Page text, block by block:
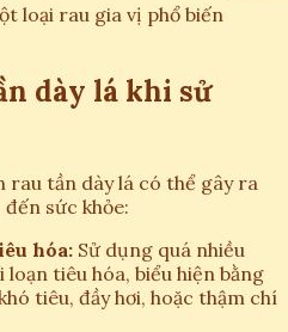
loại rau gia vị phổ biến
dày lá khi sử
tần dày lá có thể gây ra
sức khỏe:
hóa: Sử dụng quá nhiều
tiêu hóa, biểu hiện bằng
tiêu, đầy hơi, hoặc thậm chí